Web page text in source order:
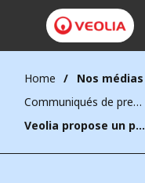
Home
Nos médias
Communiqués de presse
Veolia propose un projet de transformation écologique pour le site historique de la Chapelle-Darblay afin de relocaliser 250 emplois qualifiés en France